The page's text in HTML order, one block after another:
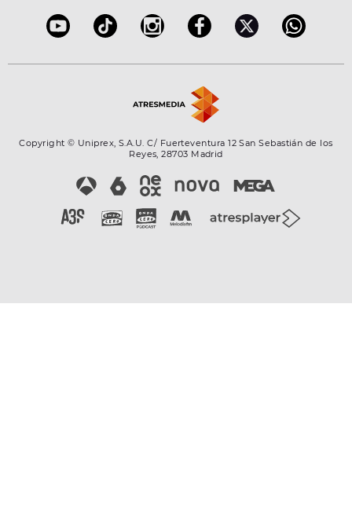
Copyright © Uniprex, S.A.U. C/ Fuerteventura 12 San Sebastián de los
Reyes, 28703 Madrid